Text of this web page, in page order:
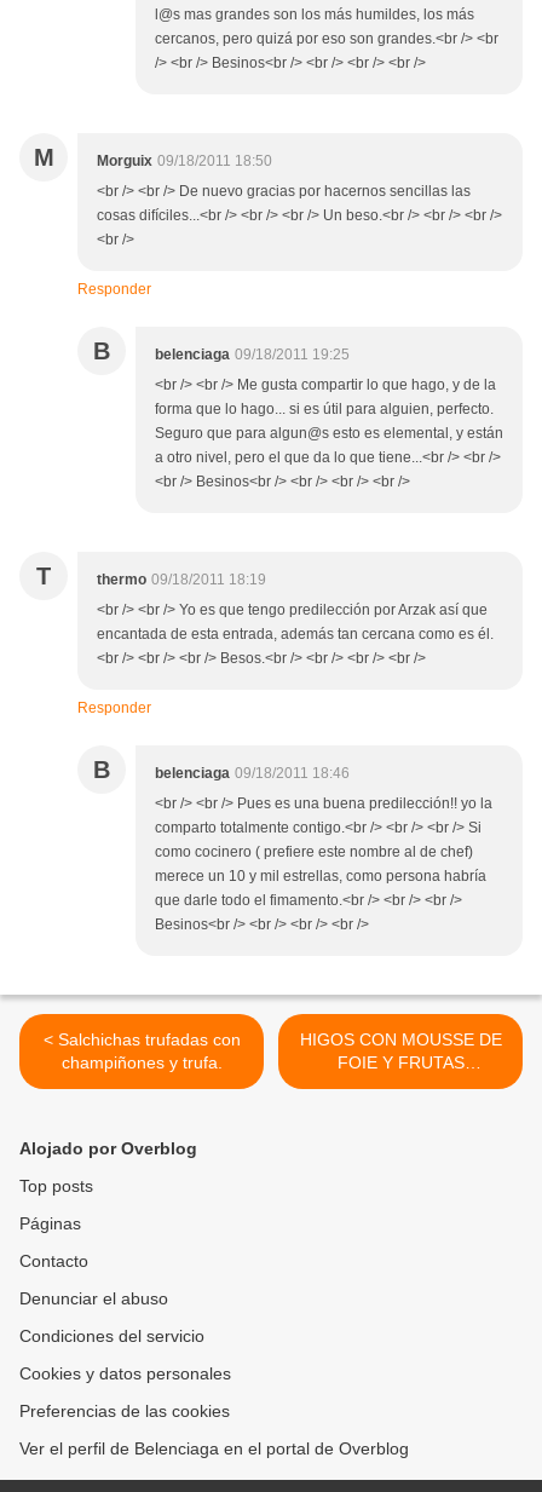
l@s mas grandes son los más humildes, los más
cercanos, pero quizá por eso son grandes.<br /> <br
/> <br /> Besinos<br /> <br /> <br /> <br />
M Morguix 09/18/2011 18:50
<br /> <br /> De nuevo gracias por hacernos sencillas las
cosas difíciles...<br /> <br /> <br /> Un beso.<br /> <br /> <br />
<br />
Responder
B belenciaga 09/18/2011 19:25
<br /> <br /> Me gusta compartir lo que hago, y de la
forma que lo hago... si es útil para alguien, perfecto.
Seguro que para algun@s esto es elemental, y están
a otro nivel, pero el que da lo que tiene...<br /> <br />
<br /> Besinos<br /> <br /> <br /> <br />
T thermo 09/18/2011 18:19
<br /> <br /> Yo es que tengo predilección por Arzak así que
encantada de esta entrada, además tan cercana como es él.
<br /> <br /> <br /> Besos.<br /> <br /> <br /> <br />
Responder
B belenciaga 09/18/2011 18:46
<br /> <br /> Pues es una buena predilección!! yo la
comparto totalmente contigo.<br /> <br /> <br /> Si
como cocinero ( prefiere este nombre al de chef)
merece un 10 y mil estrellas, como persona habría
que darle todo el fimamento.<br /> <br /> <br />
Besinos<br /> <br /> <br /> <br />
< Salchichas trufadas con
champiñones y trufa.
HIGOS CON MOUSSE DE
FOIE Y FRUTAS
ATOMIZADAS. >
Alojado por Overblog
Top posts
Páginas
Contacto
Denunciar el abuso
Condiciones del servicio
Cookies y datos personales
Preferencias de las cookies
Ver el perfil de Belenciaga en el portal de Overblog